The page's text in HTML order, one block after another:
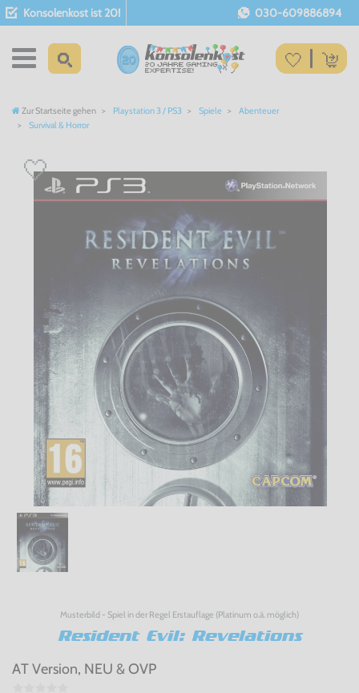
Konsolenkost ist 20! 030-609886894
Zur Startseite gehen Playstation 3 / PS3 Spiele
Abenteuer
Survival & Horror
Musterbild - Spiel in der Regel Erstauflage (Platinum o.ä. möglich)
Resident Evil: Revelations
AT Version, NEU & OVP